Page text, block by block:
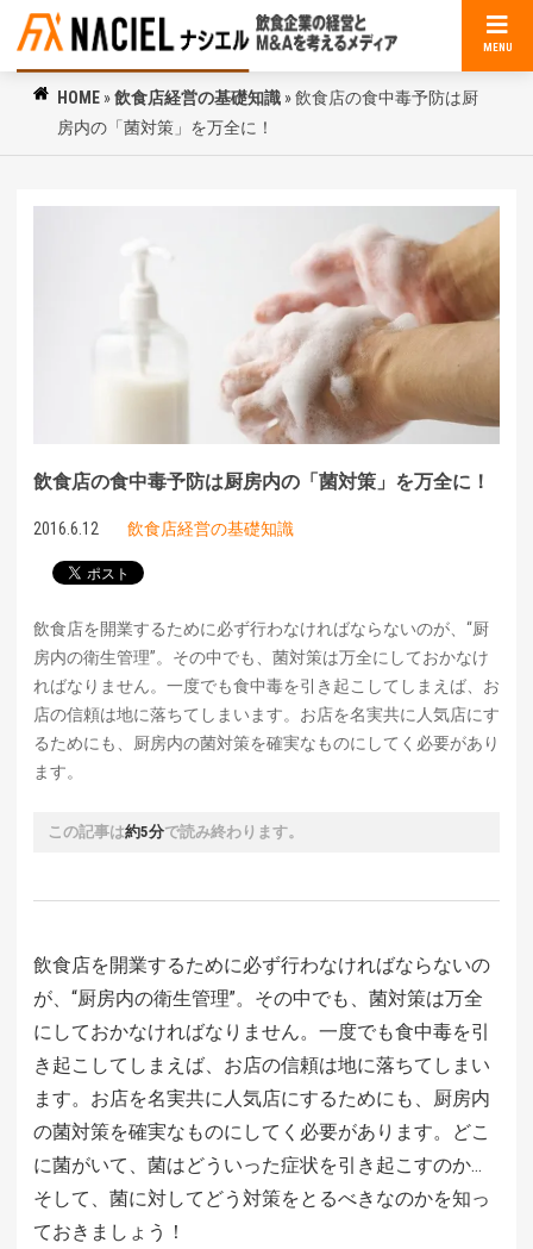
MENU
HOME »飲食店経営の基礎知識 »飲食店の食中毒予防は厨
房内の「菌対策」を万全に！
飲食店の食中毒予防は厨房内の「菌対策」を万全に！
2016.6.12 飲食店経営の基礎知識
飲食店を開業するために必ず行わなければならないのが、“厨
房内の衛生管理”。その中でも、菌対策は万全にしておかなけ
ればなりません。一度でも食中毒を引き起こしてしまえば、お
店の信頼は地に落ちてしまいます。お店を名実共に人気店にす
るためにも、厨房内の菌対策を確実なものにしてく必要があり
ます。
この記事は約5分で読み終わります。
飲食店を開業するために必ず行わなければならないの
が、“厨房内の衛生管理”。その中でも、菌対策は万全
にしておかなければなりません。一度でも食中毒を引
き起こしてしまえば、お店の信頼は地に落ちてしまい
ます。お店を名実共に人気店にするためにも、厨房内
の菌対策を確実なものにしてく必要があります。どこ
に菌がいて、菌はどういった症状を引き起こすのか…
そして、菌に対してどう対策をとるべきなのかを知っ
ておきましょう！